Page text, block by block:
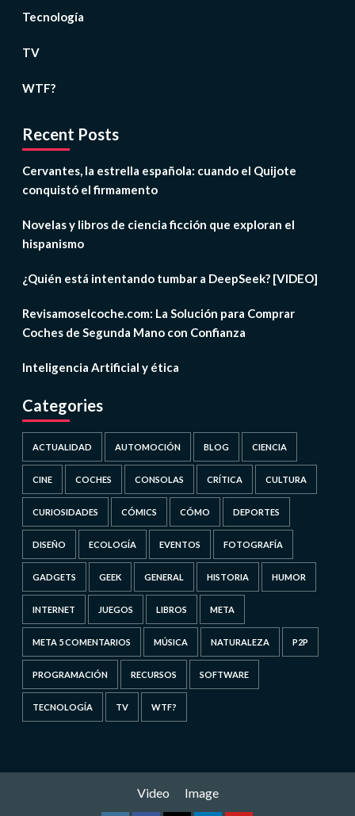
Tecnología
TV
WTF?
Recent Posts
Cervantes, la estrella española: cuando el Quijote
conquistó el firmamento
Novelas y libros de ciencia ficción que exploran el
hispanismo
¿Quién está intentando tumbar a DeepSeek? [VIDEO]
Revisamoselcoche.com: La Solución para Comprar
Coches de Segunda Mano con Confianza
Inteligencia Artificial y ética
Categories
ACTUALIDAD AUTOMOCIÓN BLOG CIENCIA
CINE COCHES CONSOLAS CRÍTICA CULTURA
CURIOSIDADES CÓMICS CÓMO DEPORTES
DISEÑO ECOLOGÍA EVENTOS FOTOGRAFÍA
GADGETS GEEK GENERAL HISTORIA HUMOR
INTERNET JUEGOS LIBROS META
META 5 COMENTARIOS MÚSICA NATURALEZA P2P
PROGRAMACIÓN RECURSOS SOFTWARE
TECNOLOGÍA TV WTF?
Video Image